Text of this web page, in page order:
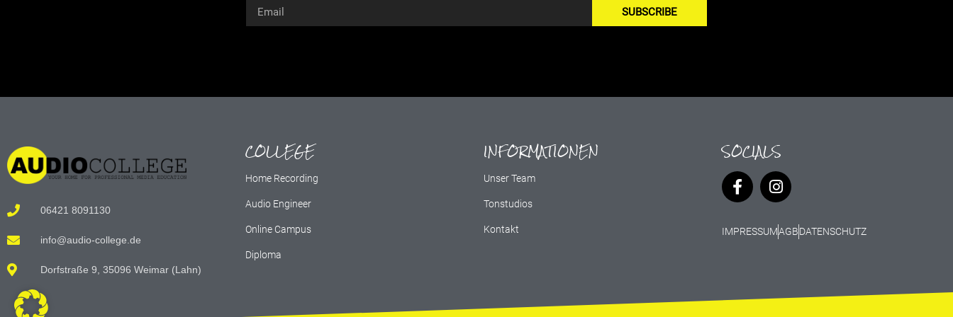
SUBSCRIBE
06421 8091130
info@audio-college.de
Dorfstraße 9, 35096 Weimar (Lahn)
COLLEGE
Home Recording
Audio Engineer
Online Campus
Diploma
INFORMATIONEN
Unser Team
Tonstudios
Kontakt
SOCIALS
IMPRESSUMAGBDATENSCHUTZ